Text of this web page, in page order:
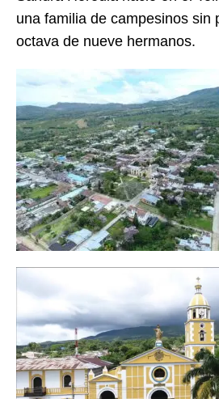
una familia de campesinos sin
octava de nueve hermanos.